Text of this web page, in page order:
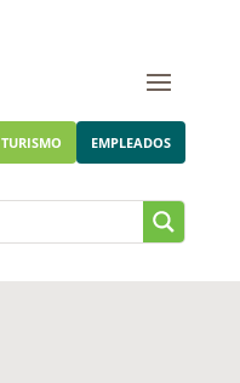
TURISMO EMPLEADOS